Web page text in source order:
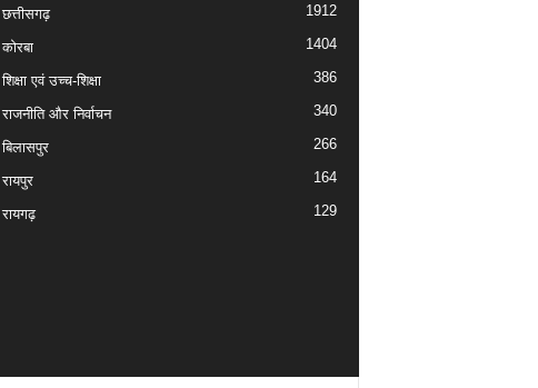
छत्तीसगढ़ 1912
कोरबा 1404
शिक्षा एवं उच्च-शिक्षा 386
राजनीति और निर्वाचन 340
बिलासपुर 266
रायपुर 164
रायगढ़ 129